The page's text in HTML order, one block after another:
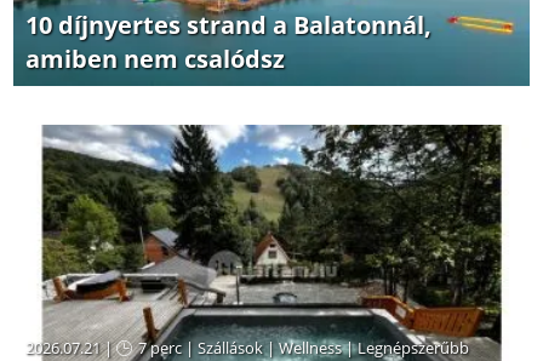
10 díjnyertes strand a Balatonnál,
amiben nem csalódsz
2026.07.21 | 7 perc|Szállások|Wellness|Legnépszerűbb